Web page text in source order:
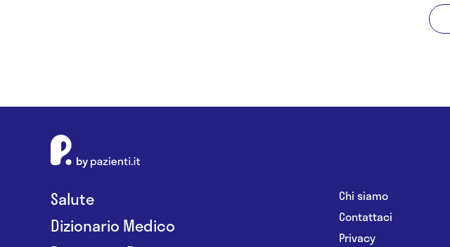
Salute
Dizionario Medico
Chi siamo
Contattaci
Privacy